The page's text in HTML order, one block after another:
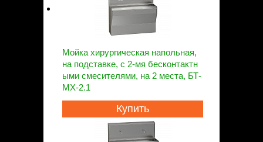
Мойка хирургическая напольная,
на подставке, с 2-мя бесконтактн
ыми смесителями, на 2 места, БТ-
МХ-2.1
Купить